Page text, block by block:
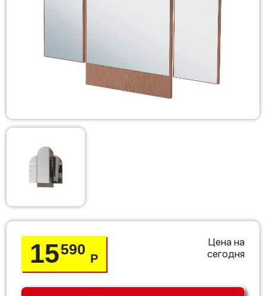
15590
Р
Цена на
сегодня